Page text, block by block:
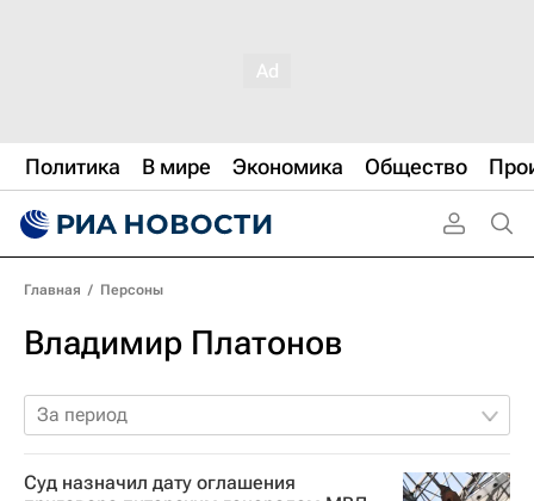
Политика В мире Экономика Общество
Главная / Персоны
Владимир Платонов
За период
Суд назначил дату оглашения